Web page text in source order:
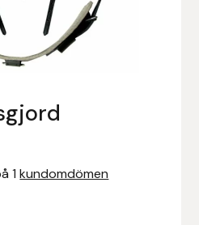
1kundomdömen